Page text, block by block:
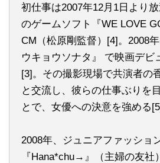
初仕事は2007年12月1日より
のゲームソフト『WE LOVE
CM（松原剛監督）[4]。2008
ウキョウソナタ』 で映画デビ
[3]。その撮影現場で共演者の
と交流し、彼らの仕事ぶりを
とで、女優への決意を強める[5]
2008年、ジュニアファッショ
『Hana*chu→』（主婦の友社